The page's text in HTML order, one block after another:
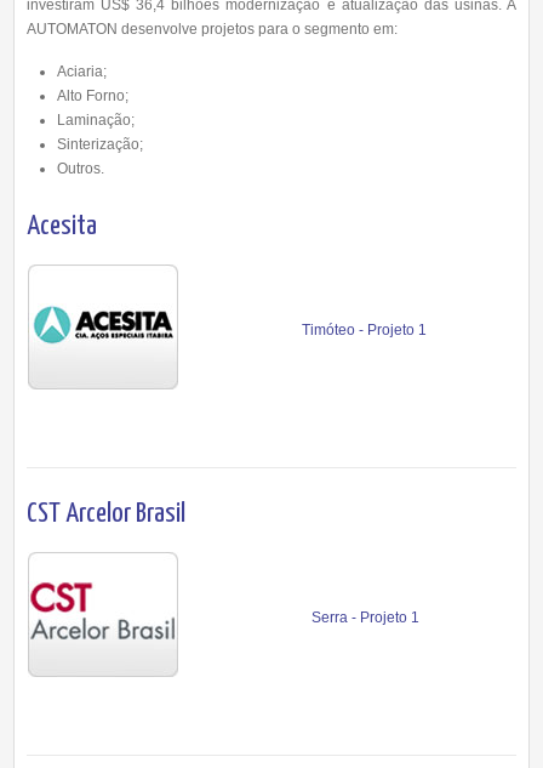
investiram US$ 36,4 bilhões modernização e atualização das usinas. A
AUTOMATON desenvolve projetos para o segmento em:
Aciaria;
Alto Forno;
Laminação;
Sinterização;
Outros.
Acesita
Timóteo - Projeto 1
CST Arcelor Brasil
Serra - Projeto 1